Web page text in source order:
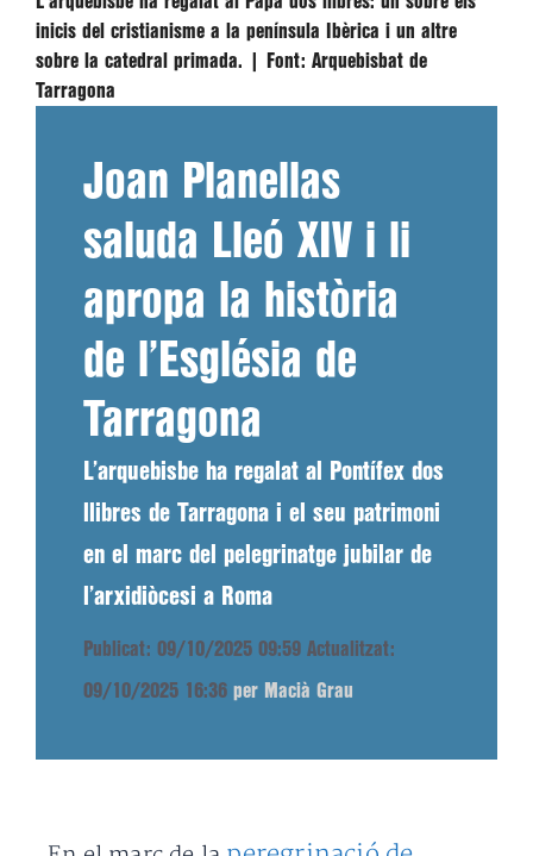
inicis del cristianisme a la península Ibèrica i un altre
sobre la catedral primada. |
Font: Arquebisbat de
Tarragona
Joan Planellas
saluda Lleó XIV i li
apropa la història
de l’Església de
Tarragona
L’arquebisbe ha regalat al Pontífex dos
llibres de Tarragona i el seu patrimoni
en el marc del pelegrinatge jubilar de
l’arxidiòcesi a Roma
Publicat: 09/10/2025 09:59 Actualitzat:
09/10/2025 16:36 per Macià Grau